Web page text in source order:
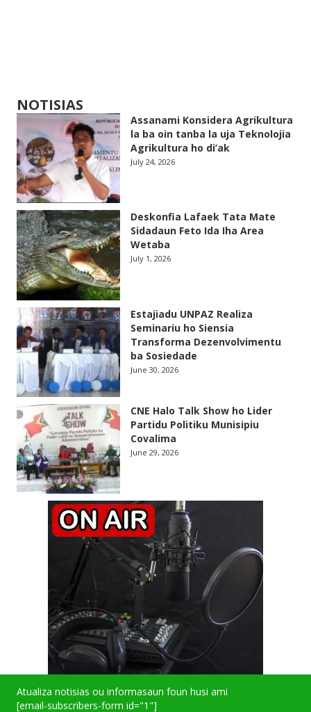
NOTISIAS
Assanami Konsidera Agrikultura
la ba oin tanba la uja Teknolojia
Agrikultura ho di’ak
July 24, 2026
Deskonfia Lafaek Tata Mate
Sidadaun Feto Ida Iha Area
Wetaba
July 1, 2026
Estajiadu UNPAZ Realiza
Seminariu ho Siensia
Transforma Dezenvolvimentu
ba Sosiedade
June 30, 2026
CNE Halo Talk Show ho Lider
Partidu Politiku Munisipiu
Covalima
June 29, 2026
Atualiza notisias ou informasaun foun husi ami
[email-subscribers-form id="1"]